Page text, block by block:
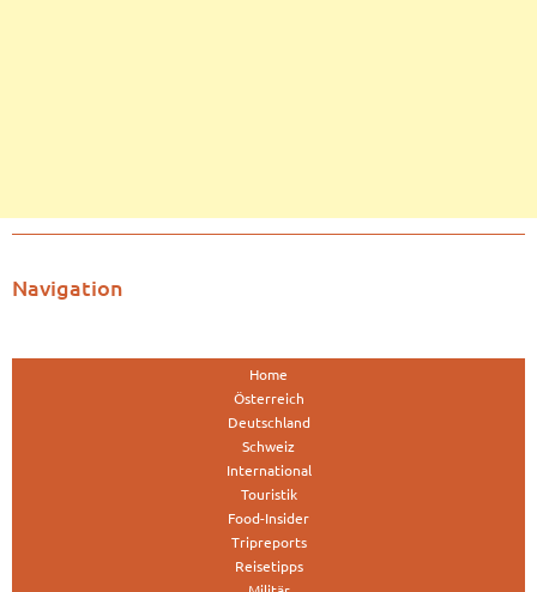
Navigation
Home
Österreich
Deutschland
Schweiz
International
Touristik
Food-Insider
Tripreports
Reisetipps